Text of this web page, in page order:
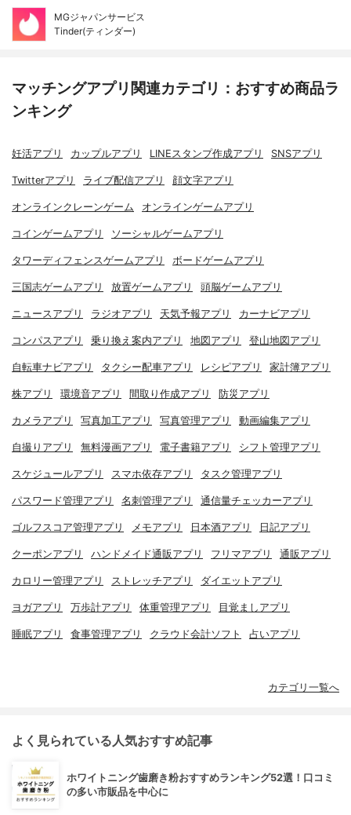
MGジャパンサービス
Tinder(ティンダー)
マッチングアプリ関連カテゴリ：おすすめ商品ラ
ンキング
妊活アプリ カップルアプリ LINEスタンプ作成アプリ SNSアプリ
Twitterアプリ ライブ配信アプリ 顔文字アプリ
オンラインクレーンゲーム オンラインゲームアプリ
コインゲームアプリ ソーシャルゲームアプリ
タワーディフェンスゲームアプリ ボードゲームアプリ
三国志ゲームアプリ 放置ゲームアプリ 頭脳ゲームアプリ
ニュースアプリ ラジオアプリ 天気予報アプリ カーナビアプリ
コンパスアプリ 乗り換え案内アプリ 地図アプリ 登山地図アプリ
自転車ナビアプリ タクシー配車アプリ レシピアプリ 家計簿アプリ
株アプリ 環境音アプリ 間取り作成アプリ 防災アプリ
カメラアプリ 写真加工アプリ 写真管理アプリ 動画編集アプリ
自撮りアプリ 無料漫画アプリ 電子書籍アプリ シフト管理アプリ
スケジュールアプリ スマホ依存アプリ タスク管理アプリ
パスワード管理アプリ 名刺管理アプリ 通信量チェッカーアプリ
ゴルフスコア管理アプリ メモアプリ 日本酒アプリ 日記アプリ
クーポンアプリ ハンドメイド通販アプリ フリマアプリ 通販アプリ
カロリー管理アプリ ストレッチアプリ ダイエットアプリ
ヨガアプリ 万歩計アプリ 体重管理アプリ 目覚ましアプリ
睡眠アプリ 食事管理アプリ クラウド会計ソフト 占いアプリ
カテゴリ一覧へ
よく見られている人気おすすめ記事
ホワイトニング歯磨き粉おすすめランキング52選！口コミ
の多い市販品を中心に